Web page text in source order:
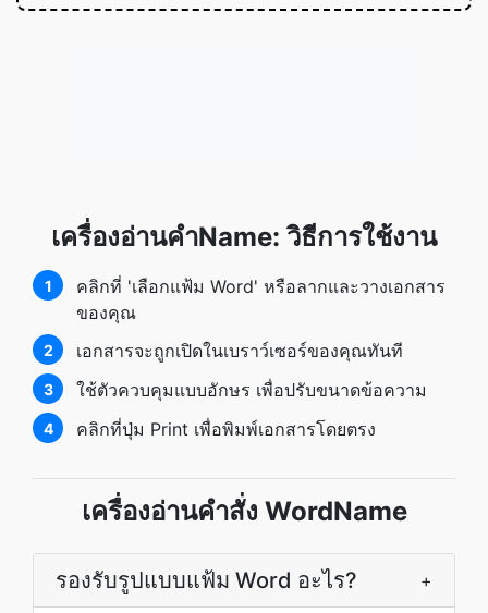
เครื่องอ่านคำName: วิธีการใช้งาน
1
คลิกที่ 'เลือกแฟ้ม Word' หรือลากและวางเอกสาร
ของคุณ
2 เอกสารจะถูกเปิดในเบราว์เซอร์ของคุณทันที
3 ใช้ตัวควบคุมแบบอักษร เพื่อปรับขนาดข้อความ
4 คลิกที่ปุ่ม Print เพื่อพิมพ์เอกสารโดยตรง
เครื่องอ่านคำสั่ง WordName
รองรับรูปแบบแฟ้ม Word อะไร? +